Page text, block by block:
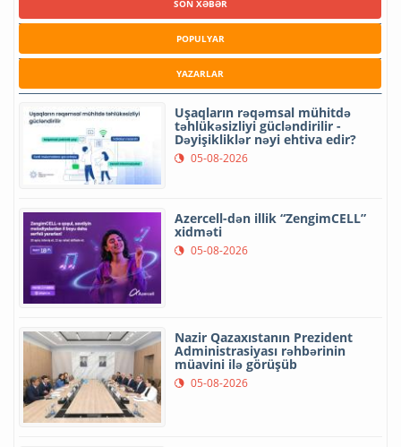
SON XƏBƏR
POPULYAR
YAZARLAR
Uşaqların rəqəmsal mühitdə
təhlükəsizliyi gücləndirilir -
Dəyişikliklər nəyi ehtiva edir?
05-08-2026
Azercell-dən illik “ZengimCELL”
xidməti
05-08-2026
Nazir Qazaxıstanın Prezident
Administrasiyası rəhbərinin
müavini ilə görüşüb
05-08-2026